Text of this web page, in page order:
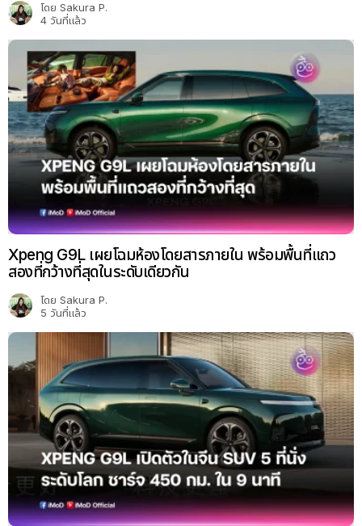
โดย Sakura P.
4 วันที่แล้ว
Xpeng G9L เผยโฉมห้องโดยสารภายใน พร้อมพื้นที่แถว
สองที่กว้างที่สุดในระดับเดียวกัน
โดย Sakura P.
5 วันที่แล้ว